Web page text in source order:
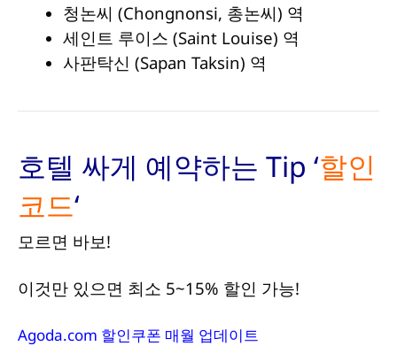
청논씨 (Chongnonsi, 총논씨) 역
세인트 루이스 (Saint Louise) 역
사판탁신 (Sapan Taksin) 역
호텔 싸게 예약하는 Tip ‘할인
코드‘
모르면 바보!
이것만 있으면 최소 5~15% 할인 가능!
Agoda.com 할인쿠폰 매월 업데이트